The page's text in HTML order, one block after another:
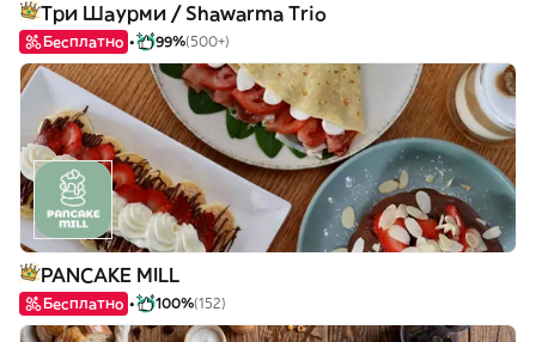
Три Шаурми / Shawarma Trio
Бесплатно 99%(500+)
PANCAKE MILL
Бесплатно 100%(152)